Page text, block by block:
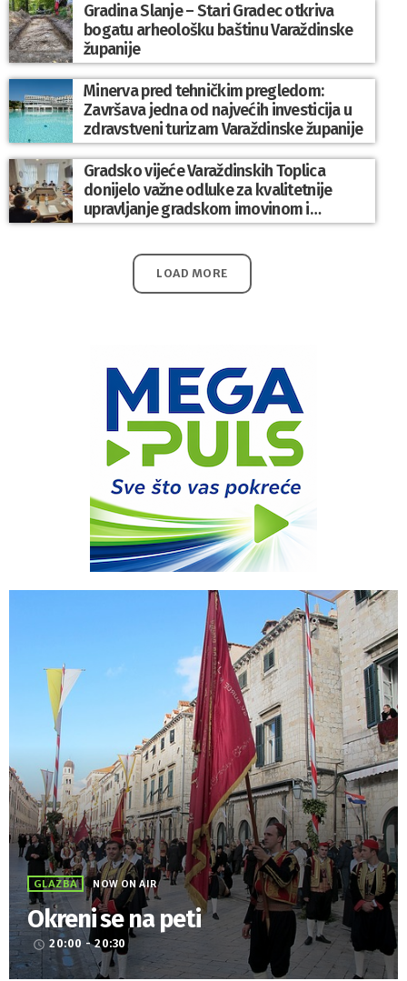
Gradina Slanje – Stari Gradec otkriva
bogatu arheološku baštinu Varaždinske
županije
Minerva pred tehničkim pregledom:
Završava jedna od najvećih investicija u
zdravstveni turizam Varaždinske županije
Gradsko vijeće Varaždinskih Toplica
donijelo važne odluke za kvalitetnije
upravljanje gradskom imovinom i
komunalnim sustavom
LOAD MORE
GLAZBA NOW ON AIR
Okreni se na peti
access_time 20:00 - 20:30